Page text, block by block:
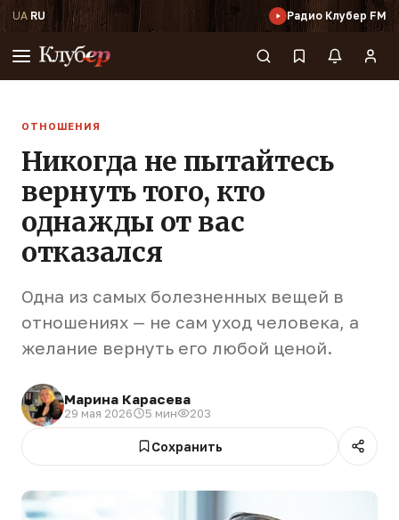
UA·RU Радио Клубер FM
ОТНОШЕНИЯ
Никогда не пытайтесь
вернуть того, кто
однажды от вас
отказался
Одна из самых болезненных вещей в
отношениях — не сам уход человека, а
желание вернуть его любой ценой.
Марина Карасева
29 мая 2026 5 мин 203
Сохранить